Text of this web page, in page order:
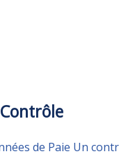
Contrôle
de Paie Un